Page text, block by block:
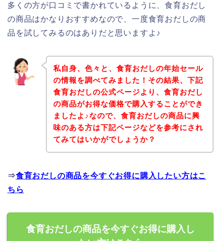
多くの方が口コミで書かれているように、食育おだし
の商品はかなりおすすめなので、一度食育おだしの商
品を試してみるのはありだと思いますよ♪
私自身、色々と、食育おだしの年始セール
の情報を調べてみました！その結果、下記
食育おだしの公式ページより、食育おだし
の商品がお得な価格で購入することができ
ましたよ♪なので、食育おだしの商品に興
味のある方は下記ページなどを参考にされ
てみてはいかがでしょうか？
⇒食育おだしの商品を今すぐお得に購入したい方はこ
ちら
食育おだしの商品を今すぐお得に購入し